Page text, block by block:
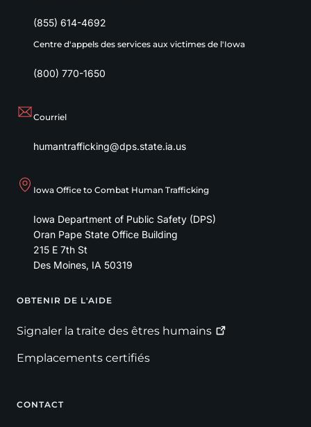
(855) 614-4692
Centre d'appels des services aux victimes de l'Iowa
(800) 770-1650
Courriel
humantrafficking@dps.state.ia.us
Iowa Office to Combat Human Trafficking
Iowa Department of Public Safety (DPS)
Oran Pape State Office Building
215 E 7th St
Des Moines, IA 50319
Footer
OBTENIR DE L'AIDE
Signaler la traite des êtres humains
Emplacements certifiés
CONTACT